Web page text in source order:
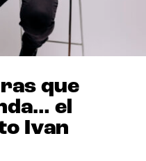
que
el
Ivan